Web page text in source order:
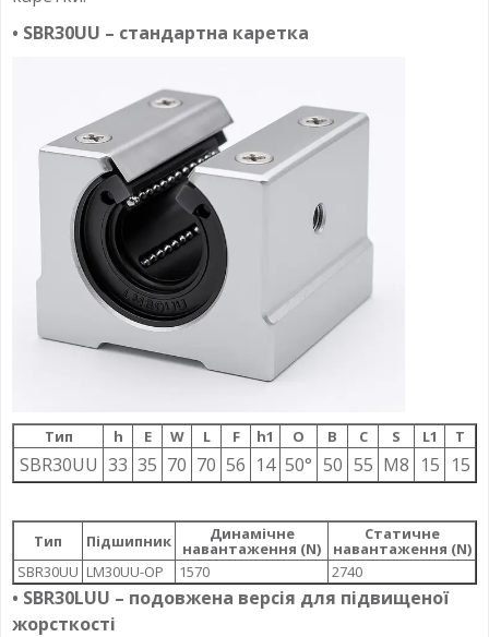
• SBR30UU – стандартна каретка
Тип h E W L F h1 О B C S L1 T
SBR30UU 33 35 70 70 56 14 50° 50 55 M8 15 15
Тип Підшипник Динамічне
навантаження (N)
Статичне
навантаження (N)
SBR30UU LM30UU-OP 1570 2740
• SBR30LUU – подовжена версія для підвищеної
жорсткості